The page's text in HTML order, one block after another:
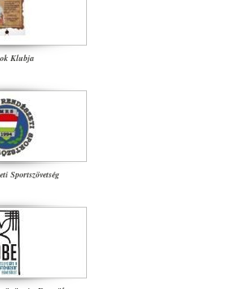
Klubja
Sportszövetség